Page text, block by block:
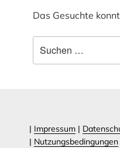
Das Gesuchte
nach:
| Impressum |
| Nutzungsbedingungen